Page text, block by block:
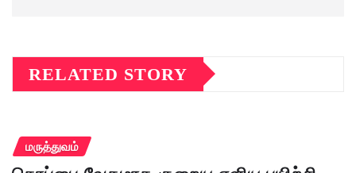
RELATED STORY
மருத்துவம்